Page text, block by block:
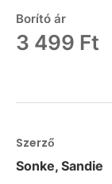
Borító ár
3 499 Ft
Szerző
Sonke, Sandie